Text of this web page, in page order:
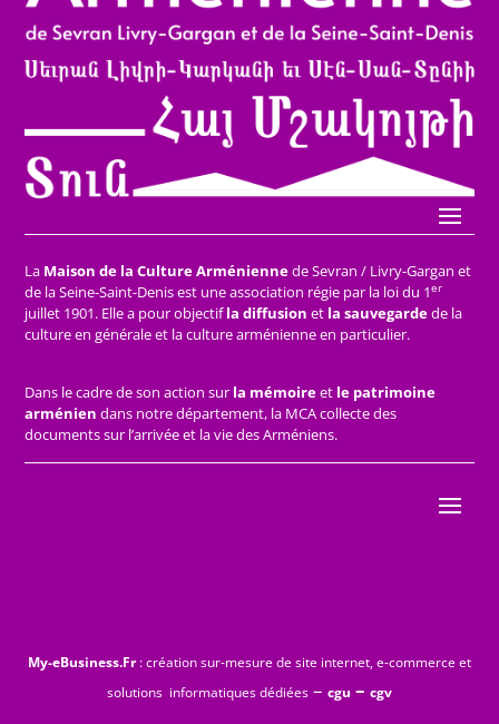
La Maison de la Culture Arméniennede Sevran / Livry-Gargan et
de la Seine-Saint-Denis est une association régie par la loi du 1er
juillet 1901. Elle a pour objectifla diffusion et la sauvegardede la
culture en générale et la culture arménienne en particulier.
Dans le cadre de son action sur la mémoireet le patrimoine
arménien dans notre département, la MCA collecte des
documents sur l’arrivée et la vie des Arméniens.
My-eBusiness.Fr: création sur-mesure de site internet, e-commerce et
solutions informatiques dédiées – cgu – cgv